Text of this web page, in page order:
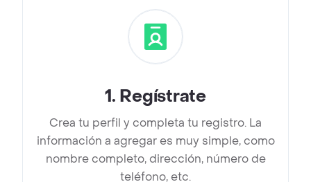
1. Regístrate
Crea tu perfil y completa tu registro. La
información a agregar es muy simple, como
nombre completo, dirección, número de
teléfono, etc.